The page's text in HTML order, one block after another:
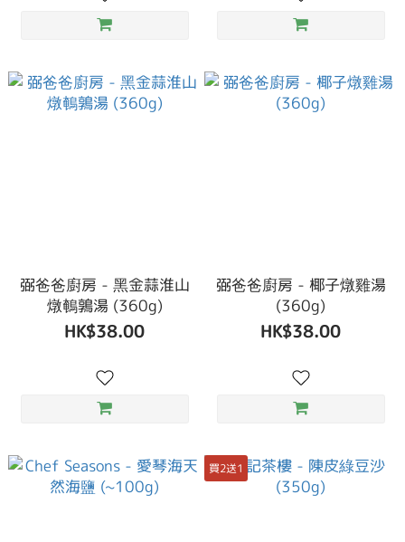
弼爸爸廚房 - 黑金蒜淮山
燉鵪鶉湯 (360g)
HK$38.00
弼爸爸廚房 - 椰子燉雞湯
(360g)
HK$38.00
買2送1